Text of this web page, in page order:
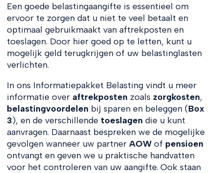
Een goede belastingaangifte is essentieel om
ervoor te zorgen dat u niet te veel betaalt en
optimaal gebruikmaakt van aftrekposten en
toeslagen. Door hier goed op te letten, kunt u
mogelijk geld terugkrijgen of uw belastinglasten
verlichten.
In ons Informatiepakket Belasting vindt u meer
informatie over aftrekposten zoals zorgkosten,
belastingvoordelen bij sparen en beleggen (Box
3), en de verschillende toeslagen die u kunt
aanvragen. Daarnaast bespreken we de mogelijke
gevolgen wanneer uw partner AOW of pensioen
ontvangt en geven we u praktische handvatten
voor het controleren van uw aangifte. Ook staan